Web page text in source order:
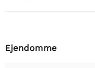
Ejendomme